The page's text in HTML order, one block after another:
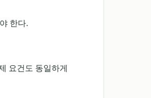
한다.
요건도 동일하게